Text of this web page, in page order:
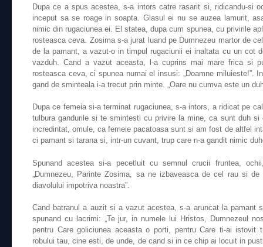
Dupa ce a spus acestea, s-a intors catre rasarit si, ridicandu-si
inceput sa se roage in soapta. Glasul ei nu se auzea lamurit,
nimic din rugaciunea ei. El statea, dupa cum spunea, cu privirile
rosteasca ceva. Zosima s-a jurat luand pe Dumnezeu martor de
de la pamant, a vazut-o in timpul rugaciunii ei inaltata cu un cot
vazduh. Cand a vazut aceasta, l-a cuprins mai mare frica si
rosteasca ceva, ci spunea numai el insusi: „Doamne miluieste!”.
gand de sminteala i-a trecut prin minte. „Oare nu cumva este un
Dupa ce femeia si-a terminat rugaciunea, s-a intors, a ridicat pe
tulbura gandurile si te smintesti cu privire la mine, ca sunt duh
incredintat, omule, ca femeie pacatoasa sunt si am fost de altfel
ci pamant si tarana si, intr-un cuvant, trup care n-a gandit nimic
Spunand acestea si-a pecetluit cu semnul crucii fruntea,
„Dumnezeu, Parinte Zosima, sa ne izbaveasca de cel rau si
diavolului impotriva noastra”.
Cand batranul a auzit si a vazut acestea, s-a aruncat la pamant
spunand cu lacrimi: „Te jur, in numele lui Hristos, Dumnezeul
pentru Care goliciunea aceasta o porti, pentru Care ti-ai
robului tau, cine esti, de unde, de cand si in ce chip ai locuit in